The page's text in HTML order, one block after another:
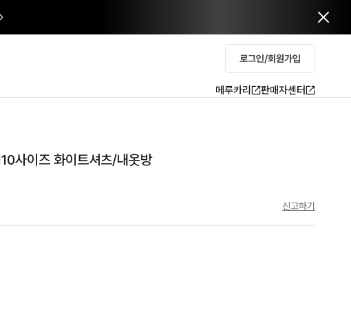
로그인/회원가입
메루카리 판매자센터
사이즈 화이트셔츠/내옷방
신고하기